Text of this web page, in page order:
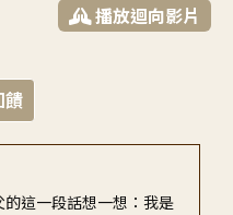
播放迴向影片
饋
這一段話想一想：我是